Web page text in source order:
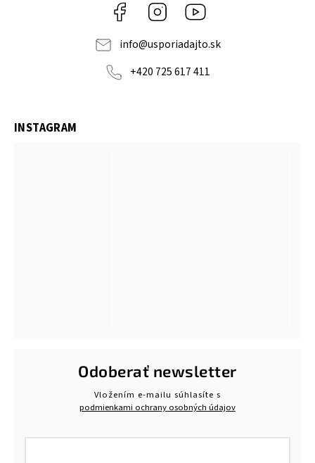
Facebook Instagram
info@usporiadajto.sk
+420 725 617 411
INSTAGRAM
Odoberať newsletter
Vložením e-mailu súhlasíte s
podmienkami ochrany osobných údajov